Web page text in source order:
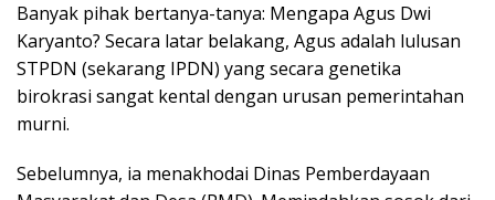
​Banyak pihak bertanya-tanya: Mengapa Agus Dwi
Karyanto? Secara latar belakang, Agus adalah lulusan
STPDN (sekarang IPDN) yang secara genetika
birokrasi sangat kental dengan urusan pemerintahan
murni.
Sebelumnya, ia menakhodai Dinas Pemberdayaan